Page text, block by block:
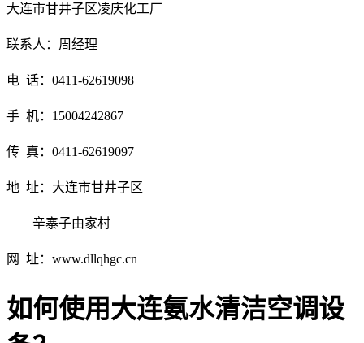
大连市甘井子区凌庆化工厂
联系人： 周经理
电 话：0411-62619098
手 机：15004242867
传 真：0411-62619097
地 址：大连市甘井子区
辛寨子由家村
网 址：www.dllqhgc.cn
如何使用大连氨水清洁空调设